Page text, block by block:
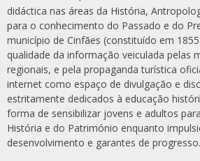
didáctica nas áreas da História,
para o conhecimento do Passado e do
município de Cinfães (constituído em
qualidade da informação veiculada pelas
regionais, e pela propaganda turística
internet como espaço de divulgação e
estritamente dedicados à educação
forma de sensibilizar jovens e adultos
História e do Património enquanto
desenvolvimento e garantes de progresso.